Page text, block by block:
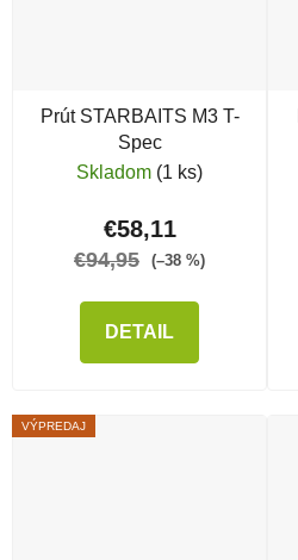
Prút STARBAITS M3 T-
Spec
Skladom (1 ks)
€58,11
€94,95 (–38 %)
DETAIL
VÝPREDAJ